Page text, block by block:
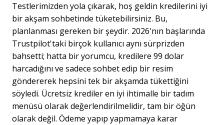
Testlerimizden yola çıkarak, hoş geldin kredilerini iyi
bir akşam sohbetinde tüketebilirsiniz. Bu,
planlanması gereken bir şeydir. 2026'nın başlarında
Trustpilot'taki birçok kullanıcı aynı sürprizden
bahsetti; hatta bir yorumcu, kredilere 99 dolar
harcadığını ve sadece sohbet edip bir resim
göndererek hepsini tek bir akşamda tükettiğini
söyledi. Ücretsiz krediler en iyi ihtimalle bir tadım
menüsü olarak değerlendirilmelidir, tam bir öğün
olarak değil. Ödeme yapıp yapmamaya karar